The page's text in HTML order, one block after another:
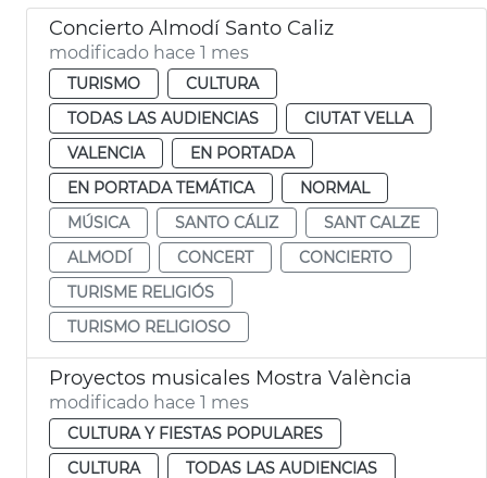
Concierto Almodí Santo Caliz
modificado hace 1 mes
TURISMO
CULTURA
TODAS LAS AUDIENCIAS
CIUTAT VELLA
VALENCIA
EN PORTADA
EN PORTADA TEMÁTICA
NORMAL
MÚSICA
SANTO CÁLIZ
SANT CALZE
ALMODÍ
CONCERT
CONCIERTO
TURISME RELIGIÓS
TURISMO RELIGIOSO
Proyectos musicales Mostra València
modificado hace 1 mes
CULTURA Y FIESTAS POPULARES
CULTURA
TODAS LAS AUDIENCIAS